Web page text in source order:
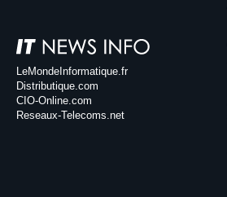
LeMondeInformatique.fr
Distributique.com
CIO-Online.com
Reseaux-Telecoms.net